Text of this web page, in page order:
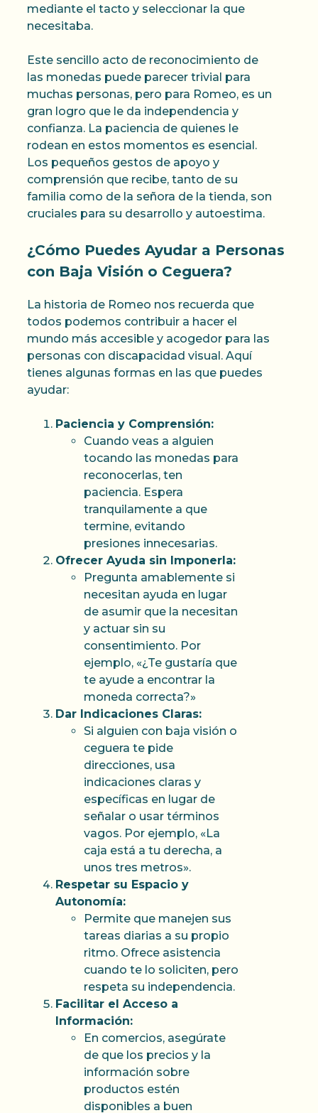
mediante el tacto y seleccionar la que
necesitaba.
Este sencillo acto de reconocimiento de
las monedas puede parecer trivial para
muchas personas, pero para Romeo, es un
gran logro que le da independencia y
confianza. La paciencia de quienes le
rodean en estos momentos es esencial.
Los pequeños gestos de apoyo y
comprensión que recibe, tanto de su
familia como de la señora de la tienda, son
cruciales para su desarrollo y autoestima.
¿Cómo Puedes Ayudar a Personas
con Baja Visión o Ceguera?
La historia de Romeo nos recuerda que
todos podemos contribuir a hacer el
mundo más accesible y acogedor para las
personas con discapacidad visual. Aquí
tienes algunas formas en las que puedes
ayudar:
Paciencia y Comprensión:
Cuando veas a alguien
tocando las monedas para
reconocerlas, ten
paciencia. Espera
tranquilamente a que
termine, evitando
presiones innecesarias.
Ofrecer Ayuda sin Imponerla:
Pregunta amablemente si
necesitan ayuda en lugar
de asumir que la necesitan
y actuar sin su
consentimiento. Por
ejemplo, «¿Te gustaría que
te ayude a encontrar la
moneda correcta?»
Dar Indicaciones Claras:
Si alguien con baja visión o
ceguera te pide
direcciones, usa
indicaciones claras y
específicas en lugar de
señalar o usar términos
vagos. Por ejemplo, «La
caja está a tu derecha, a
unos tres metros».
Respetar su Espacio y
Autonomía:
Permite que manejen sus
tareas diarias a su propio
ritmo. Ofrece asistencia
cuando te lo soliciten, pero
respeta su independencia.
Facilitar el Acceso a
Información:
En comercios, asegúrate
de que los precios y la
información sobre
productos estén
disponibles a buen